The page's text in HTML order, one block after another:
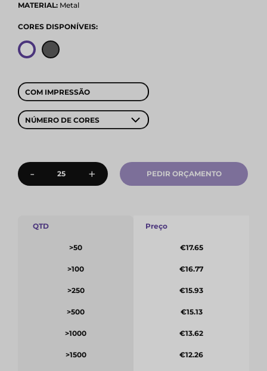
MATERIAL: Metal
CORES DISPONÍVEIS:
COM IMPRESSÃO
NÚMERO DE CORES
- + PEDIR ORÇAMENTO
QTD
>50
>100
>250
>500
>1000
>1500
Preço
€17.65
€16.77
€15.93
€15.13
€13.62
€12.26